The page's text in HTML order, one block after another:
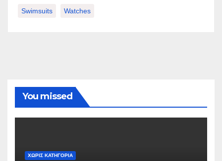
Swimsuits Watches
You missed
ΧΩΡΊΣ ΚΑΤΗΓΟΡΊΑ